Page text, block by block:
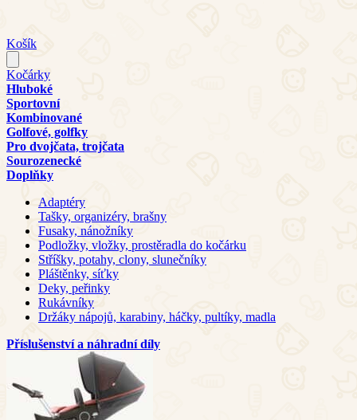
Košík
Kočárky
Hluboké
Sportovní
Kombinované
Golfové, golfky
Pro dvojčata, trojčata
Sourozenecké
Doplňky
Adaptéry
Tašky, organizéry, brašny
Fusaky, nánožníky
Podložky, vložky, prostěradla do kočárku
Stříšky, potahy, clony, slunečníky
Pláštěnky, síťky
Deky, peřinky
Rukávníky
Držáky nápojů, karabiny, háčky, pultíky, madla
Příslušenství a náhradní díly